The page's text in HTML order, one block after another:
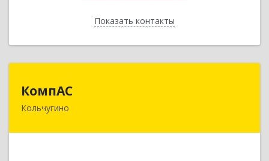
Показать контакты
Назад
КомпАС
Кольчугино
601782, Владимирская область, г.Кольчугино,